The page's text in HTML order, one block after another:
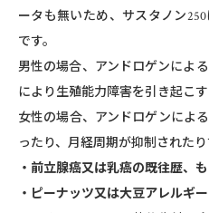
ータも無いため、サスタノン
です。
男性の場合、アンドロゲンによ
により生殖能力障害を引き起こす
女性の場合、アンドロゲンによ
ったり、月経周期が抑制されたり
・前立腺癌又は乳癌の既往歴、
・ピーナッツ又は大豆アレルギ